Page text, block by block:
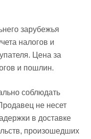
зарубежья
налогов и
Цена за
и пошлин.
соблюдать
не несет
в доставке
произошедших